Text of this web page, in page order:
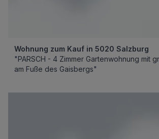
Wohnung zum Kauf in 5020 Salzburg
"PARSCH - 4 Zimmer Gartenwohnung mit
am Fuße des Gaisbergs"